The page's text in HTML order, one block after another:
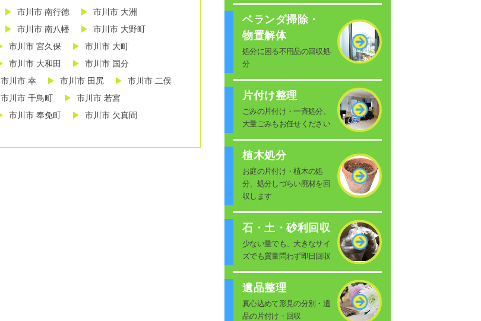
市川市 南行徳
市川市 大洲
市川市 南八幡
市川市 大野町
市川市 宮久保
市川市 大町
市川市 大和田
市川市 国分
市川市 幸 市川市 田尻
市川市 二俣
市川市 千鳥町
市川市 若宮
市川市 奉免町
市川市 欠真間
ベランダ掃除・
物置解体
処分に困る不用品の回収処
分
片付け整理
ごみの片付け・一斉処分、
大量ごみもお任せください
植木処分
お庭の片付け・植木の処
分、処分しづらい廃材を回
収します
石・土・砂利回収
少ない量でも、大きなサイ
ズでも質量問わず即日回収
遺品整理
真心込めて形見の分別・遺
品の片付け・回収